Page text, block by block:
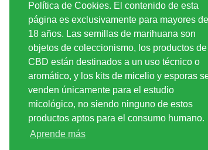
Política de Cookies. El contenido de esta
página es exclusivamente para mayores de
18 años. Las semillas de marihuana son
objetos de coleccionismo, los productos de
CBD están destinados a un uso técnico o
aromático, y los kits de micelio y esporas
venden únicamente para el estudio
micológico, no siendo ninguno de estos
productos aptos para el consumo humano.
Aprende más